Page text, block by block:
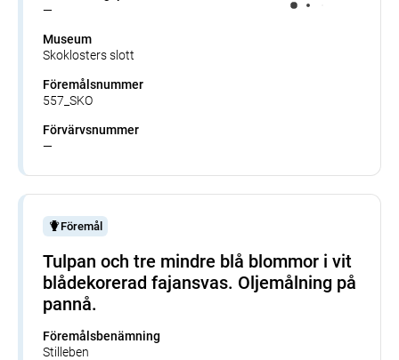
—
Museum
Skoklosters slott
Föremålsnummer
557_SKO
Förvärvsnummer
—
Föremål
Tulpan och tre mindre blå blommor i vit
blådekorerad fajansvas. Oljemålning på
pannå.
Föremålsbenämning
Stilleben